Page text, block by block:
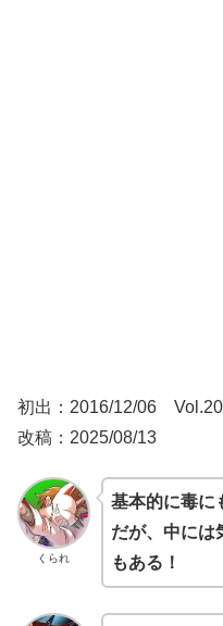
初出：2016/12/06
改稿：2025/08/13
くられ
基本的に毒に
だが、中には
もある！